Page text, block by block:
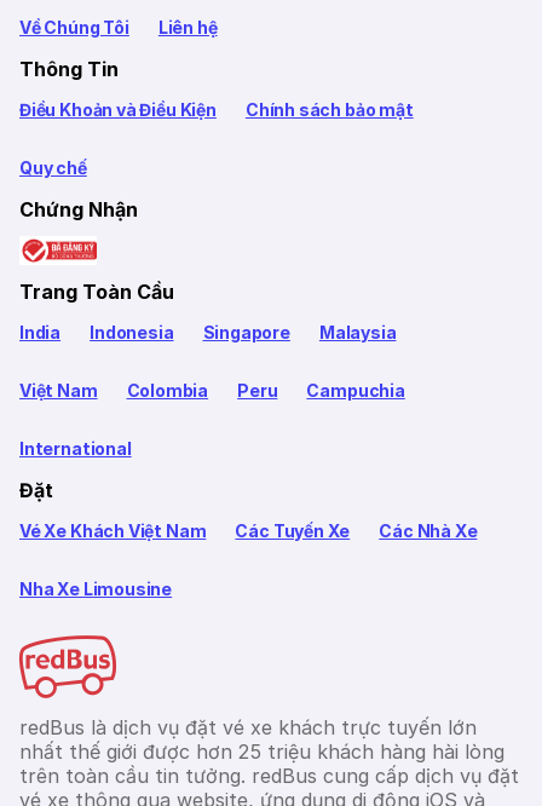
Về Chúng Tôi Liên hệ
Thông Tin
Điều Khoản và Điều Kiện Chính sách bảo mật
Quy chế
Chứng Nhận
Trang Toàn Cầu
India Indonesia Singapore Malaysia
Việt Nam Colombia Peru Campuchia
International
Đặt
Vé Xe Khách Việt Nam Các Tuyến Xe Các Nhà Xe
Nha Xe Limousine
redBus là dịch vụ đặt vé xe khách trực tuyến lớn
nhất thế giới được hơn 25 triệu khách hàng hài lòng
trên toàn cầu tin tưởng. redBus cung cấp dịch vụ đặt
vé xe thông qua website, ứng dụng di động iOS và